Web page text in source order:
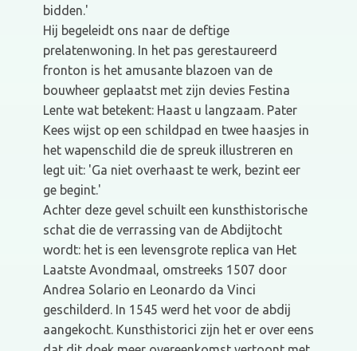
bidden.'
Hij begeleidt ons naar de deftige
prelatenwoning. In het pas gerestaureerd
fronton is het amusante blazoen van de
bouwheer geplaatst met zijn devies Festina
Lente wat betekent: Haast u langzaam. Pater
Kees wijst op een schildpad en twee haasjes in
het wapenschild die de spreuk illustreren en
legt uit: 'Ga niet overhaast te werk, bezint eer
ge begint.'
Achter deze gevel schuilt een kunsthistorische
schat die de verrassing van de Abdijtocht
wordt: het is een levensgrote replica van Het
Laatste Avondmaal, omstreeks 1507 door
Andrea Solario en Leonardo da Vinci
geschilderd. In 1545 werd het voor de abdij
aangekocht. Kunsthistorici zijn het er over eens